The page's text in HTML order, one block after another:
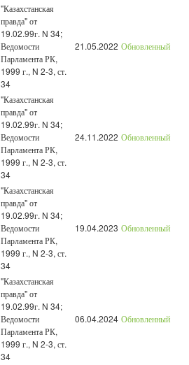
"Казахстанская
правда" от
19.02.99г. N 34;
Ведомости
Парламента РК,
1999 г., N 2-3, ст.
34
21.05.2022 Обновленный
"Казахстанская
правда" от
19.02.99г. N 34;
Ведомости
Парламента РК,
1999 г., N 2-3, ст.
34
24.11.2022 Обновленный
"Казахстанская
правда" от
19.02.99г. N 34;
Ведомости
Парламента РК,
1999 г., N 2-3, ст.
34
19.04.2023 Обновленный
"Казахстанская
правда" от
19.02.99г. N 34;
Ведомости
Парламента РК,
1999 г., N 2-3, ст.
34
06.04.2024 Обновленный